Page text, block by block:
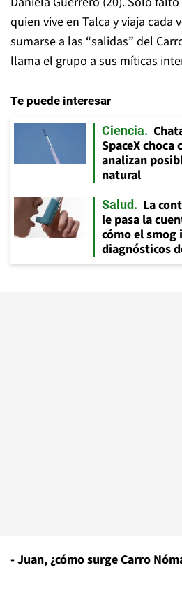
quien vive en Talca y viaja cada
sumarse a las “salidas” del
llama el grupo a sus míticas
Te puede interesar
Ciencia
SpaceX choca
analizan
natural
Salud
La
le pasa la
cómo el smog
diagnósticos
- Juan, ¿cómo surge Carro